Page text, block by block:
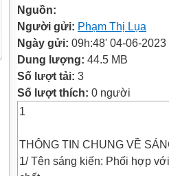
Nguồn:
Người gửi: Phạm Thị Lụa
Ngày gửi: 09h:48' 04-06-2023
Dung lượng: 44.5 MB
Số lượt tải: 3
Số lượt thích: 0 người
1
THÔNG TIN CHUNG VỀ
1/ Tên sáng kiến: Phối hợp